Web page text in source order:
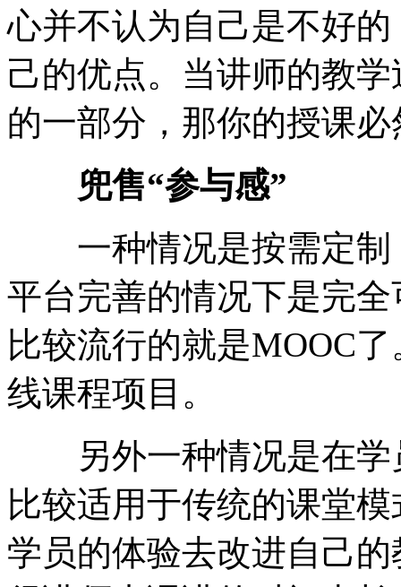
心并不认为自己是不好
己的优点。当讲师的教
的一部分，那你的授课
兜售“参与感”
一种情况是按需定制
平台完善的情况下是完
比较流行的就是MOOC
线课程项目。
另外一种情况是在学
比较适用于传统的课堂模
学员的体验去改进自己